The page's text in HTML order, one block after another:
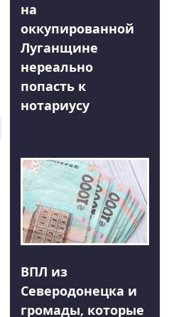
на
оккупированной
Луганщине
нереально
попасть к
нотариусу
ВПЛ из
Северодонецка и
громады, которые